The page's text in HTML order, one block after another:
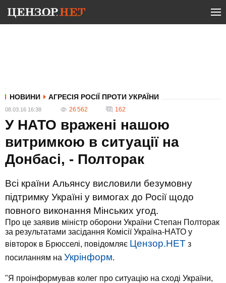
НОВИНИ АГРЕСІЯ РОСІЇ ПРОТИ УКРАЇНИ
08.03.16 16:38 26 562 162
У НАТО вражені нашою
витримкою в ситуації на
Донбасі, - Полторак
Всі країни Альянсу висловили безумовну
підтримку Україні у вимогах до Росії щодо
повного виконання Мінських угод.
Про це заявив міністр оборони України Степан Полторак
за результатами засідання Комісії Україна-НАТО у
вівторок в Брюсселі, повідомляє Цензор.НЕТ з
посиланням на Укрінформ.
"Я проінформував колег про ситуацію на сході України,